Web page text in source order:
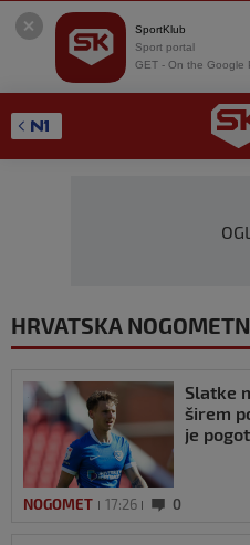
SportKlub
Sport portal
GET - On the Google
HRVATSKA
Slatke
širem
je
NOGOMET 17:26 0